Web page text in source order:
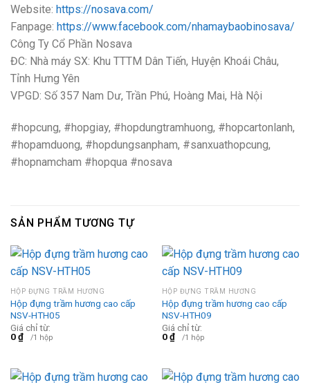
Website: https://nosava.com/
Fanpage: https://www.facebook.com/nhamaybaobinosava/
Công Ty Cổ Phần Nosava
ĐC: Nhà máy SX: Khu TTTM Dân Tiến, Huyện Khoái Châu,
Tỉnh Hưng Yên
VPGD: Số 357 Nam Dư, Trần Phú, Hoàng Mai, Hà Nội
#hopcung, #hopgiay, #hopdungtramhuong, #hopcartonlanh,
#hopamduong, #hopdungsanpham, #sanxuathopcung,
#hopnamcham #hopqua #nosava
SẢN PHẨM TƯƠNG TỰ
HỘP ĐỰNG TRẦM HƯƠNG
Hộp đựng trầm hương cao cấp
NSV-HTH05
Giá chỉ từ:
0₫ /1 hộp
HỘP ĐỰNG TRẦM HƯƠNG
Hộp đựng trầm hương cao cấp
NSV-HTH09
Giá chỉ từ:
0₫ /1 hộp